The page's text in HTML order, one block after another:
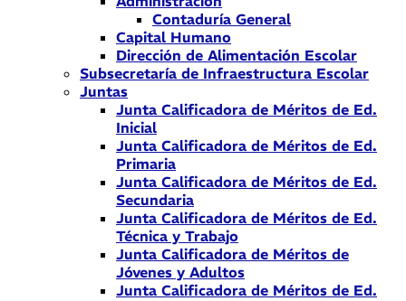
Contaduría General
Capital Humano
Dirección de Alimentación Escolar
Subsecretaría de Infraestructura Escolar
Juntas
Junta Calificadora de Méritos de Ed.
Inicial
Junta Calificadora de Méritos de Ed.
Primaria
Junta Calificadora de Méritos de Ed.
Secundaria
Junta Calificadora de Méritos de Ed.
Técnica y Trabajo
Junta Calificadora de Méritos de
Jóvenes y Adultos
Junta Calificadora de Méritos de Ed.